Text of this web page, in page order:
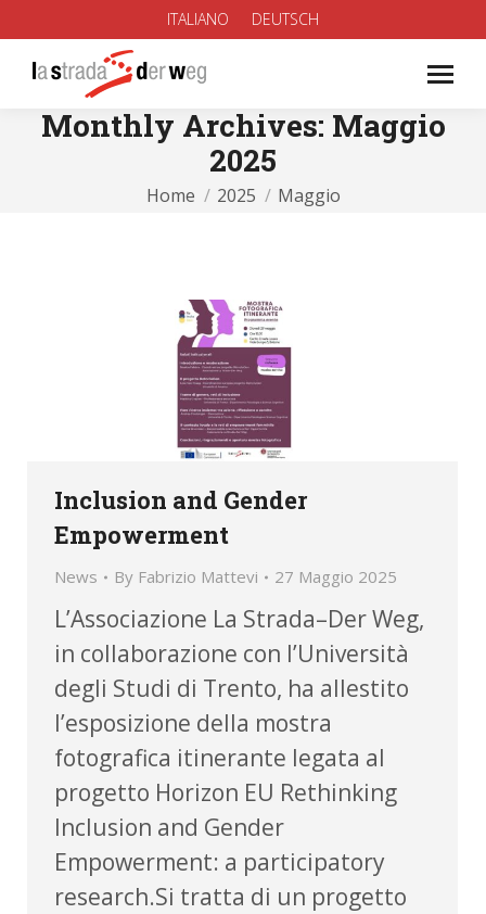
ITALIANO DEUTSCH
Monthly Archives: Maggio
2025
You are here:
Home 2025 Maggio
Inclusion and Gender
Empowerment
News By Fabrizio Mattevi 27 Maggio 2025
L’Associazione La Strada–Der Weg,
in collaborazione con l’Università
degli Studi di Trento, ha allestito
l’esposizione della mostra
fotografica itinerante legata al
progetto Horizon EU Rethinking
Inclusion and Gender
Empowerment: a participatory
research.Si tratta di un progetto